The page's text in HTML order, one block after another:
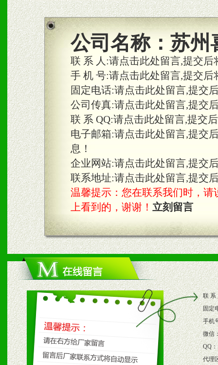
商利润。
2、区域独家经营；建立区
合作关系。
三、物料及媒体
1、免费提供体验及宣传彩
2、不定期在各大知名网站
知名度和影响力。
3、根据地方实际情况提供
具。
四、市场操作及支持
1、根据区域市场协助制定
2、根据具体情况公司给予
3、根据市场需要，派驻区
保产品顺利销售。
4、根据市场情况公司给予
公司名称： 苏州
联 系 人:请点击此处留言,提交
手 机 号:请点击此处留言,提交
固定电话:请点击此处留言,提交
公司传真:请点击此处留言,提交
联 系 QQ:请点击此处留言,提交
电子邮箱:请点击此处留言,提交
息！
企业网站:请点击此处留言,提交
联系地址:请点击此处留言,提交
温馨提示：您在联系我们时，请
上看到的，谢谢！ 立刻留言
联 系
固定
手机
微信
QQ：
代理